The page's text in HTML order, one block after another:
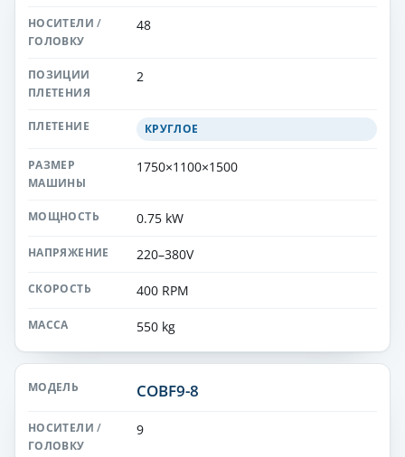
48
2
КРУГЛОЕ
1750×1100×1500
0.75 kW
220–380V
400 RPM
550 kg
COBF9-8
9